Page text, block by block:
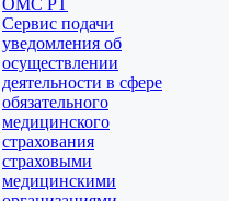
ОМС РТ
Сервис подачи
уведомления об
осуществлении
деятельности в сфере
обязательного
медицинского
страхования
страховыми
медицинскими